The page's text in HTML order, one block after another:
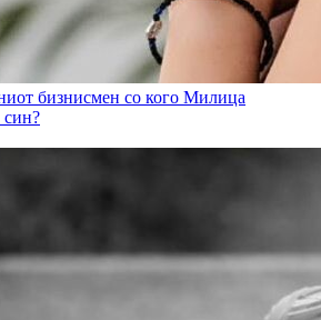
бизнисмен со кого Милица
син?